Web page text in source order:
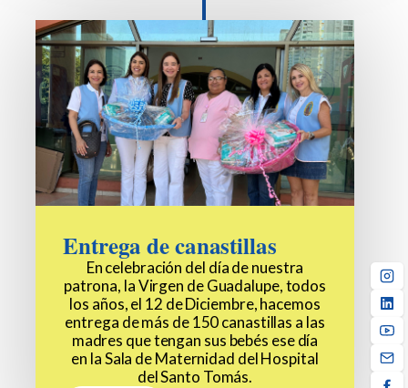
Entrega de canastillas
En celebración del día de nuestra
patrona, la Virgen de Guadalupe, todos
los años, el 12 de Diciembre, hacemos
entrega de más de 150 canastillas a las
madres que tengan sus bebés ese día
en la Sala de Maternidad del Hospital
del Santo Tomás.